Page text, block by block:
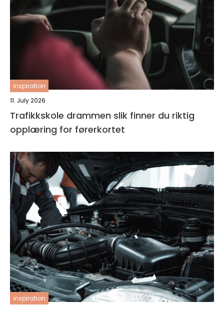
inspiration
11. July 2026
Trafikkskole drammen slik finner du riktig
opplæring for førerkortet
inspiration